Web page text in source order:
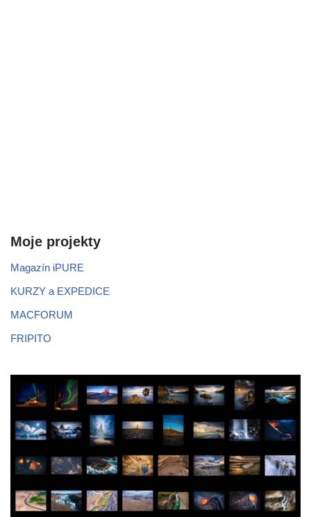
Moje projekty
Magazín iPURE
KURZY a EXPEDICE
MACFORUM
FRIPITO